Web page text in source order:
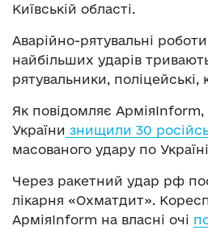
Київській області.
Аварійно-рятувальні
найбільших ударів
рятувальники,
Як повідомляє АрміяInform,
України знищили 30
масованого удару по
Через ракетний удар рф
лікарня «Охматдит».
АрміяInform на власні очі